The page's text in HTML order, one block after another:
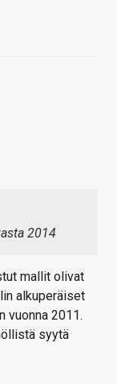
2014
mallit olivat
alkuperäiset
vuonna 2011.
syytä